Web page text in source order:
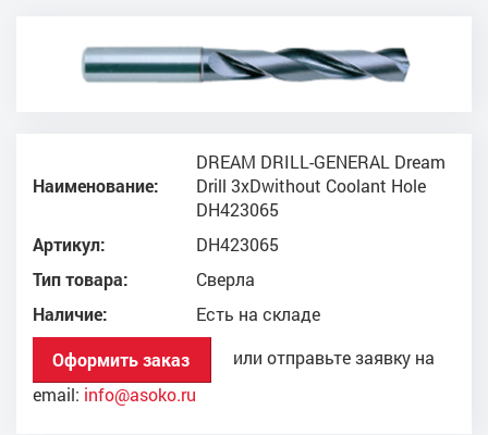
Наименование:
DREAM DRILL-GENERAL Dream
Drill 3xDwithout Coolant Hole
DH423065
Артикул:
DH423065
Тип товара:
Сверла
Наличие:
Есть на складе
Оформить заказ
или отправьте заявку на
email: info@asoko.ru